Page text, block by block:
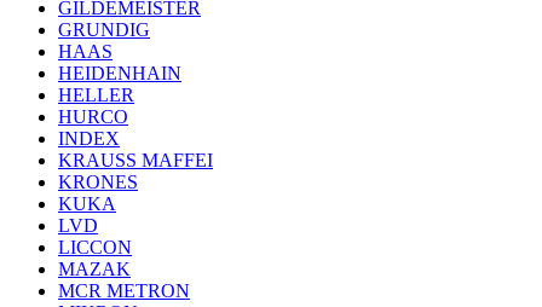
GILDEMEISTER
GRUNDIG
HAAS
HEIDENHAIN
HELLER
HURCO
INDEX
KRAUSS MAFFEI
KRONES
KUKA
LVD
LICCON
MAZAK
MCR METRON